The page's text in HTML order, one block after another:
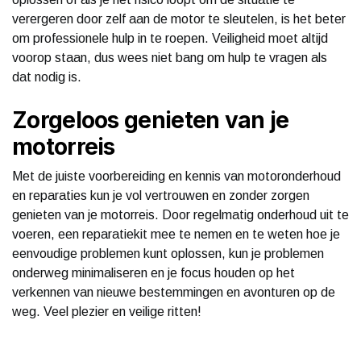
verergeren door zelf aan de motor te sleutelen, is het beter
om professionele hulp in te roepen. Veiligheid moet altijd
voorop staan, dus wees niet bang om hulp te vragen als
dat nodig is.
Zorgeloos genieten van je
motorreis
Met de juiste voorbereiding en kennis van motoronderhoud
en reparaties kun je vol vertrouwen en zonder zorgen
genieten van je motorreis. Door regelmatig onderhoud uit te
voeren, een reparatiekit mee te nemen en te weten hoe je
eenvoudige problemen kunt oplossen, kun je problemen
onderweg minimaliseren en je focus houden op het
verkennen van nieuwe bestemmingen en avonturen op de
weg. Veel plezier en veilige ritten!